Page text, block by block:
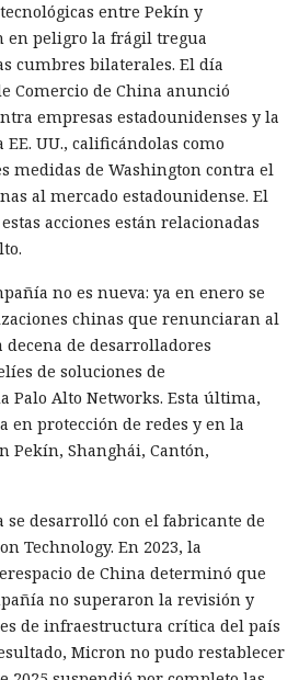
entre Pekín y
en peligro la frágil tregua
cumbres bilaterales. El día
Comercio de China anunció
empresas estadounidenses y la
UU., calificándolas como
medidas de Washington contra el
al mercado estadounidense. El
acciones están relacionadas
no es nueva: ya en enero se
chinas que renunciaran al
de desarrolladores
de soluciones de
Palo Alto Networks. Esta última,
en protección de redes y en la
Pekín, Shanghái, Cantón,
desarrolló con el fabricante de
Technology. En 2023, la
de China determinó que
no superaron la revisión y
de infraestructura crítica del país
Micron no pudo restablecer